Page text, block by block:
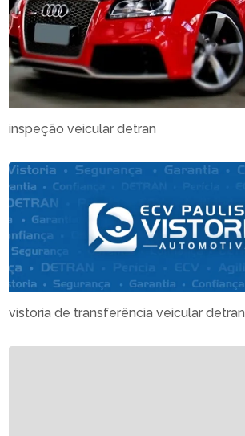
inspeção veicular detran
vistoria de transferência veicular detran